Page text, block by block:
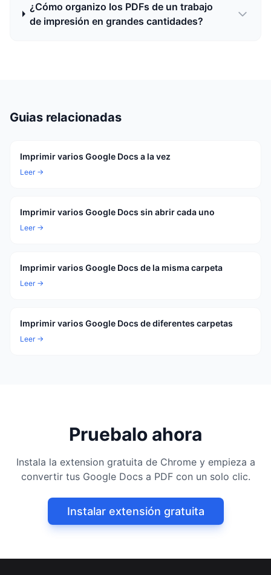
¿Cómo organizo los PDFs de un trabajo
de impresión en grandes cantidades?
Guias relacionadas
Imprimir varios Google Docs a la vez
Leer →
Imprimir varios Google Docs sin abrir cada uno
Leer →
Imprimir varios Google Docs de la misma carpeta
Leer →
Imprimir varios Google Docs de diferentes carpetas
Leer →
Pruebalo ahora
Instala la extension gratuita de Chrome y empieza a
convertir tus Google Docs a PDF con un solo clic.
Instalar extensión gratuita